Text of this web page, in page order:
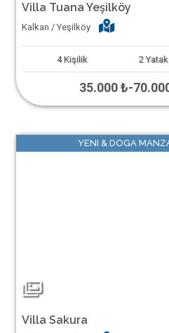
Villa Tuana Yeşilköy
Kalkan / Yeşilköy
4 Kişilik 2
35.000 ₺-
YENI & DOGA
Villa Sakura